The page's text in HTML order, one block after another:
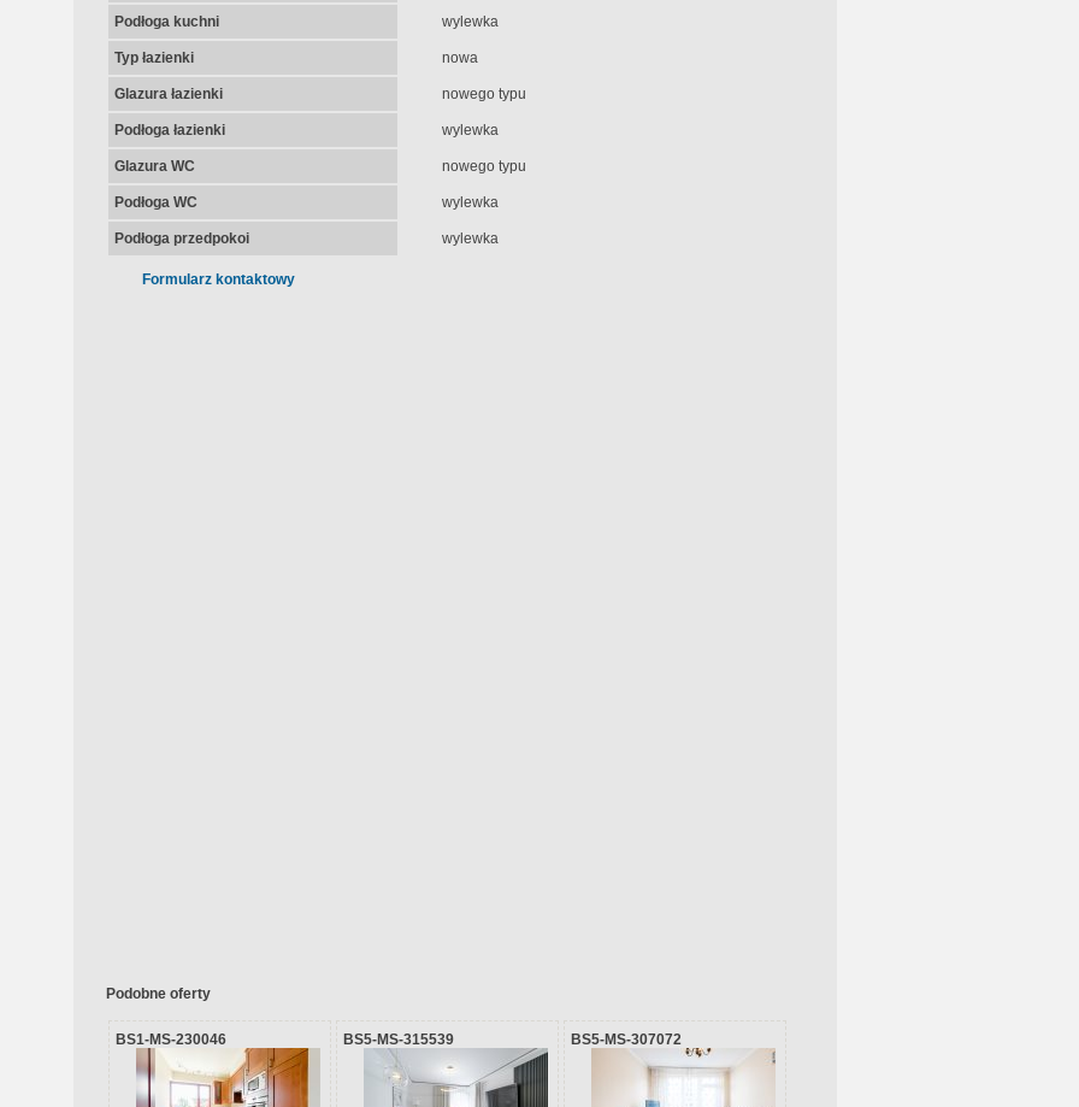
Podłoga kuchni wylewka
Typ łazienki nowa
Glazura łazienki nowego typu
Podłoga łazienki wylewka
Glazura WC nowego typu
Podłoga WC wylewka
Podłoga przedpokoi wylewka
Formularz kontaktowy
Podobne oferty
BS1-MS-230046 BS5-MS-315539 BS5-MS-307072